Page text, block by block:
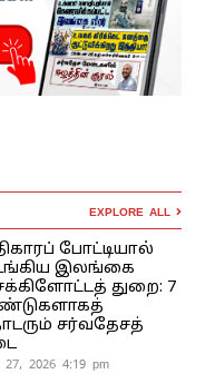
EXPLORE ALL
போட்டியால்
இலங்கை
துறை: 7
சர்வதேசத்
27, 2026 4:19 pm